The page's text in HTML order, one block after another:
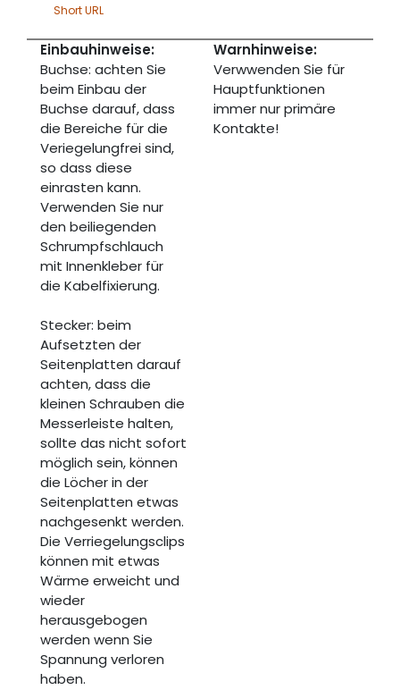
Short URL
Einbauhinweise:
Buchse: achten Sie
beim Einbau der
Buchse darauf, dass
die Bereiche für die
Veriegelungfrei sind,
so dass diese
einrasten kann.
Verwenden Sie nur
den beiliegenden
Schrumpfschlauch
mit Innenkleber für
die Kabelfixierung.
Stecker: beim
Aufsetzten der
Seitenplatten darauf
achten, dass die
kleinen Schrauben die
Messerleiste halten,
sollte das nicht sofort
möglich sein, können
die Löcher in der
Seitenplatten etwas
nachgesenkt werden.
Die Verriegelungsclips
können mit etwas
Wärme erweicht und
wieder
herausgebogen
werden wenn Sie
Spannung verloren
haben.
Warnhinweise:
Verwwenden Sie für
Hauptfunktionen
immer nur primäre
Kontakte!